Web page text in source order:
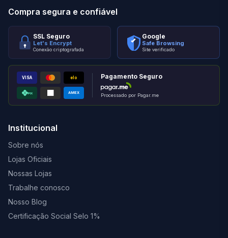
Compra segura e confiável
SSL Seguro
Let's Encrypt
Conexão criptografada
Google
Safe Browsing
Site verificado
VISA elo
PIX AMEX
Pagamento Seguro
Processado por Pagar.me
Institucional
Sobre nós
Lojas Oficiais
Nossas Lojas
Trabalhe conosco
Nosso Blog
Certificação Social Selo 1%